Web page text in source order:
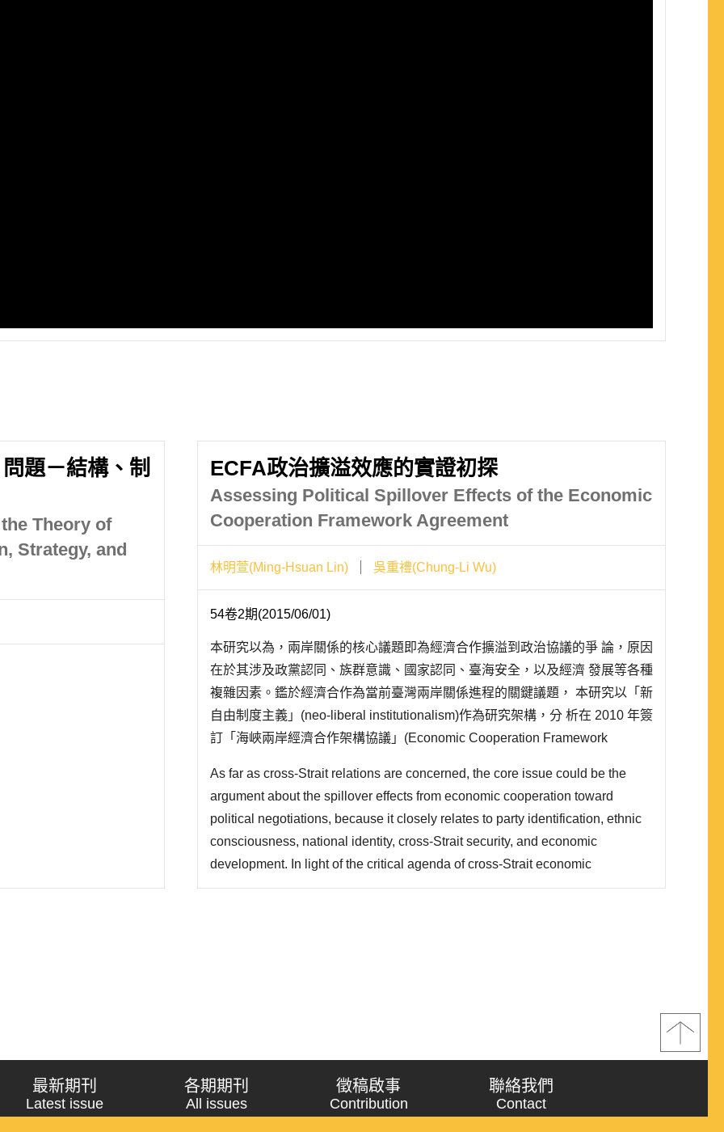
題－結構、制
Theory of
Strategy, and
ECFA政治擴溢效應的實證初探
Assessing Political Spillover Effects of the Economic
Cooperation Framework Agreement
林明萱(Ming-Hsuan Lin) 吳重禮(Chung-Li Wu)
54卷2期(2015/06/01)
本研究以為，兩岸關係的核心議題即為經濟合作擴溢到政治協議的爭 論，原因
在於其涉及政黨認同、族群意識、國家認同、臺海安全，以及經濟 發展等各種
複雜因素。鑑於經濟合作為當前臺灣兩岸關係進程的關鍵議題， 本研究以「新
自由制度主義」(neo-liberal institutionalism)作為研究架構，分 析在 2010 年簽
訂「海峽兩岸經濟合作架構協議」(Economic Cooperation Framework
As far as cross-Strait relations are concerned, the core issue could be the
argument about the spillover effects from economic cooperation toward
political negotiations, because it closely relates to party identification, ethnic
consciousness, national identity, cross-Strait security, and economic
development. In light of the critical agenda of cross-Strait economic
cooperation, this study employs neo-liberal institutionalism as the theoretical
最新期刊
Latest issue
各期期刊
All issues
徵稿啟事
Contribution
聯絡我們
Contact